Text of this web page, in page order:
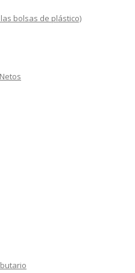
bolsas de plástico)